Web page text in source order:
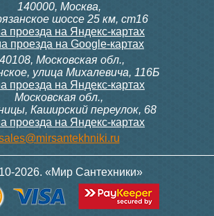
140000, Москва,
шоссе 25 км, ст16
проезда на Яндекс-картах
проезда на Google-картах
Московская обл.,
улица Михалевича, 116Б
проезда на Яндекс-картах
Московская обл.,
Каширский переулок, 68
проезда на Яндекс-картах
2026. «Мир Сантехники»